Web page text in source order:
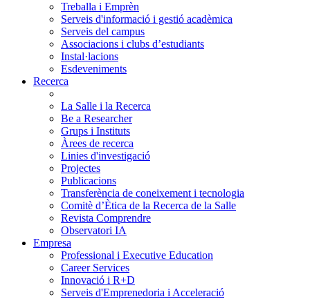
Treballa i Emprèn
Serveis d'informació i gestió acadèmica
Serveis del campus
Associacions i clubs d’estudiants
Instal·lacions
Esdeveniments
Recerca
La Salle i la Recerca
Be a Researcher
Grups i Instituts
Àrees de recerca
Linies d'investigació
Projectes
Publicacions
Transferència de coneixement i tecnologia
Comitè d’Ètica de la Recerca de la Salle
Revista Comprendre
Observatori IA
Empresa
Professional i Executive Education
Career Services
Innovació i R+D
Serveis d'Emprenedoria i Acceleració